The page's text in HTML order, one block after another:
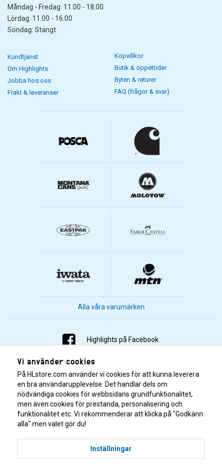
Måndag - Fredag: 11.00 - 18.00
Lördag: 11.00 - 16.00
Söndag: Stängt
Kundtjänst
Om Highlights
Jobba hos oss
Frakt & leveranser
Köpvillkor
Butik & öppettider
Byten & returer
FAQ (frågor & svar)
Alla våra varumärken
Highlights på Facebook
Highlights på Instagram
Highlights på Youtube
Highlights på Tiktok
Vi använder cookies
På HLstore.com använder vi cookies för att kunna leverera
en bra användarupplevelse. Det handlar dels om
nödvändiga cookies för webbsidans grundfunktionalitet,
men även cookies för prestanda, personalisering och
funktionalitet etc. Vi rekommenderar att klicka på "Godkänn
alla" men valet gör du!
Inställningar